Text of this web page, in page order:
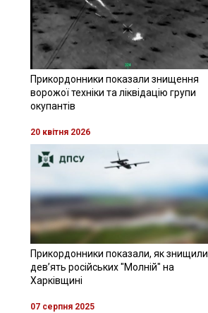
Прикордонники показали знищення
ворожої техніки та ліквідацію групи
окупантів
20 квітня 2026
Прикордонники показали, як знищили
девʼять російських "Молній" на
Харківщині
07 серпня 2025